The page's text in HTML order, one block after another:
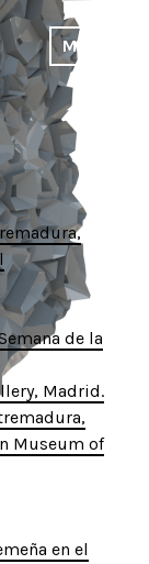
MENU
de la
Madrid.
Museum of
en el